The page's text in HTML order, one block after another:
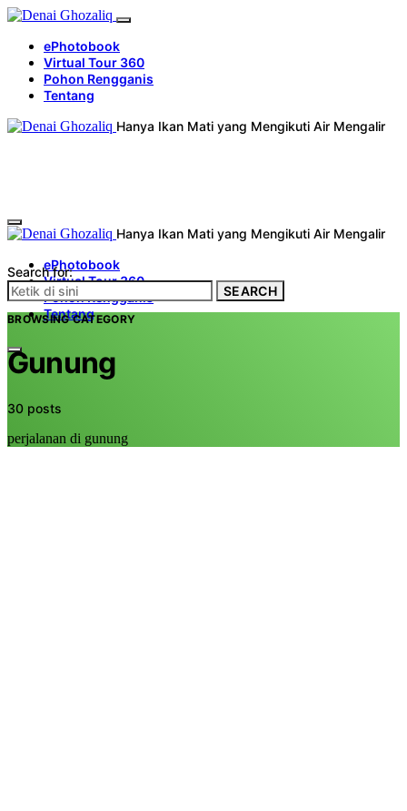
ePhotobook
Virtual Tour 360
Pohon Rengganis
Tentang
Hanya Ikan Mati yang Mengikuti Air Mengalir
Hanya Ikan Mati yang Mengikuti Air Mengalir
ePhotobook
Virtual Tour 360
Pohon Rengganis
Tentang
Search for:
SEARCH
BROWSING CATEGORY
Gunung
30 posts
perjalanan di gunung